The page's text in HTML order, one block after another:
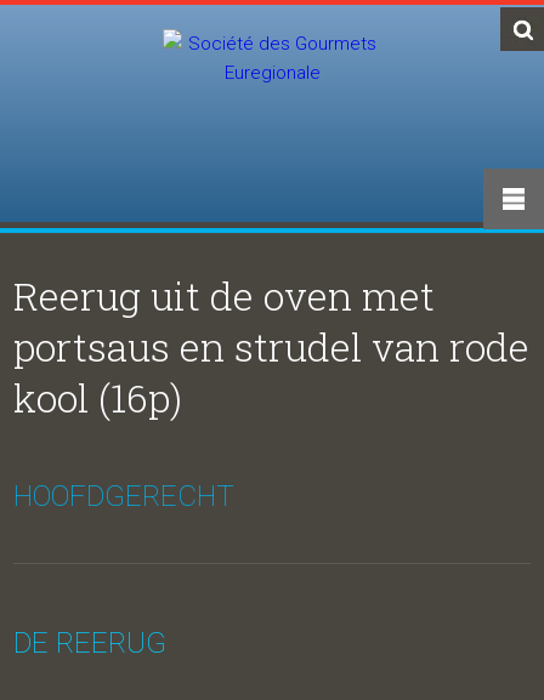
Reerug uit de oven met
portsaus en strudel van rode
kool (16p)
HOOFDGERECHT
DE REERUG